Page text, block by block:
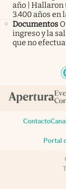
año | Hallaron
3.400 años en
Documentos
ingreso y la
que no
Contacto
Portal